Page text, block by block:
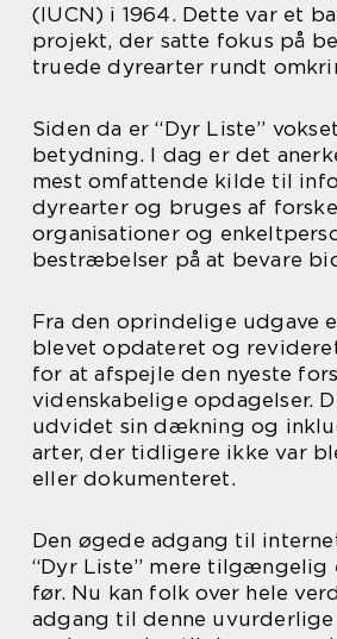
(IUCN) i 1964. Dette var et
projekt, der satte fokus på
truede dyrearter rundt
Siden da er “Dyr Liste”
betydning. I dag er det
mest omfattende kilde til
dyrearter og bruges af
organisationer og
bestræbelser på at bevare
Fra den oprindelige udgave
blevet opdateret og
for at afspejle den nyeste
videnskabelige opdagelser.
udvidet sin dækning og
arter, der tidligere ikke var
eller dokumenteret.
Den øgede adgang til
“Dyr Liste” mere tilgængelig
før. Nu kan folk over hele
adgang til denne